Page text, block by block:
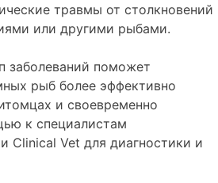
травмы от столкновений
или другими рыбами.
заболеваний поможет
рыб более эффективно
и своевременно
к специалистам
Clinical Vet для диагностики и